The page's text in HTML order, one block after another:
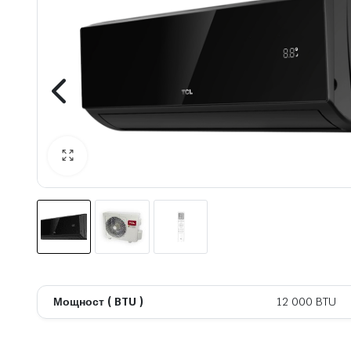
Мощност ( BTU ) 12 000 BTU